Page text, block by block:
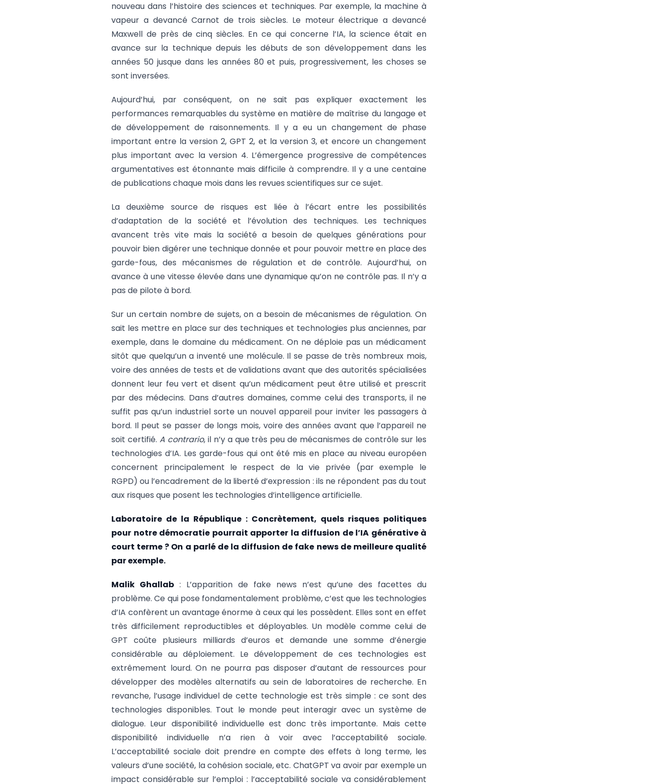
nouveau dans l’histoire des sciences et techniques. Par exemple, la machine à
vapeur a devancé Carnot de trois siècles. Le moteur électrique a devancé
Maxwell de près de cinq siècles. En ce qui concerne l’IA, la science était en
avance sur la technique depuis les débuts de son développement dans les
années 50 jusque dans les années 80 et puis, progressivement, les choses se
sont inversées.
Aujourd’hui, par conséquent, on ne sait pas expliquer exactement les
performances remarquables du système en matière de maîtrise du langage et
de développement de raisonnements. Il y a eu un changement de phase
important entre la version 2, GPT 2, et la version 3, et encore un changement
plus important avec la version 4. L’émergence progressive de compétences
argumentatives est étonnante mais difficile à comprendre. Il y a une centaine
de publications chaque mois dans les revues scientifiques sur ce sujet.
La deuxième source de risques est liée à l’écart entre les possibilités
d’adaptation de la société et l’évolution des techniques. Les techniques
avancent très vite mais la société a besoin de quelques générations pour
pouvoir bien digérer une technique donnée et pour pouvoir mettre en place des
garde-fous, des mécanismes de régulation et de contrôle. Aujourd’hui, on
avance à une vitesse élevée dans une dynamique qu’on ne contrôle pas. Il n’y a
pas de pilote à bord.
Sur un certain nombre de sujets, on a besoin de mécanismes de régulation. On
sait les mettre en place sur des techniques et technologies plus anciennes, par
exemple, dans le domaine du médicament. On ne déploie pas un médicament
sitôt que quelqu’un a inventé une molécule. Il se passe de très nombreux mois,
voire des années de tests et de validations avant que des autorités spécialisées
donnent leur feu vert et disent qu’un médicament peut être utilisé et prescrit
par des médecins. Dans d’autres domaines, comme celui des transports, il ne
suffit pas qu’un industriel sorte un nouvel appareil pour inviter les passagers à
bord. Il peut se passer de longs mois, voire des années avant que l’appareil ne
soit certifié. A contrario, il n’y a que très peu de mécanismes de contrôle sur les
technologies d’IA. Les garde-fous qui ont été mis en place au niveau européen
concernent principalement le respect de la vie privée (par exemple le
RGPD) ou l’encadrement de la liberté d’expression : ils ne répondent pas du tout
aux risques que posent les technologies d’intelligence artificielle.
Laboratoire de la République : Concrètement, quels risques politiques
pour notre démocratie pourrait apporter la diffusion de l’IA générative à
court terme ? On a parlé de la diffusion de fake news de meilleure qualité
par exemple.
Malik Ghallab : L’apparition de fake news n’est qu’une des facettes du
problème. Ce qui pose fondamentalement problème, c’est que les technologies
d’IA confèrent un avantage énorme à ceux qui les possèdent. Elles sont en effet
très difficilement reproductibles et déployables. Un modèle comme celui de
GPT coûte plusieurs milliards d’euros et demande une somme d’énergie
considérable au déploiement. Le développement de ces technologies est
extrêmement lourd. On ne pourra pas disposer d’autant de ressources pour
développer des modèles alternatifs au sein de laboratoires de recherche. En
revanche, l’usage individuel de cette technologie est très simple : ce sont des
technologies disponibles. Tout le monde peut interagir avec un système de
dialogue. Leur disponibilité individuelle est donc très importante. Mais cette
disponibilité individuelle n’a rien à voir avec l’acceptabilité sociale.
L’acceptabilité sociale doit prendre en compte des effets à long terme, les
valeurs d’une société, la cohésion sociale, etc. ChatGPT va avoir par exemple un
impact considérable sur l’emploi : l’acceptabilité sociale va considérablement